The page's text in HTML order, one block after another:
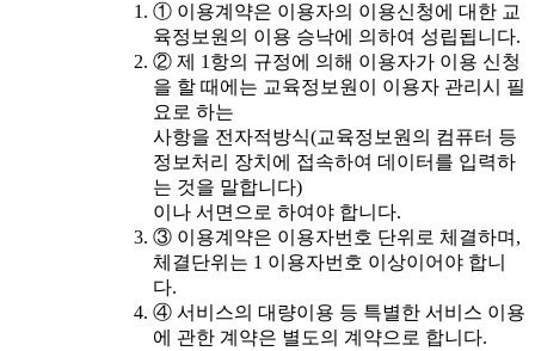
① 이용계약은 이용자의 이용신청에 대한 교
육정보원의 이용 승낙에 의하여 성립됩니다.
② 제 1항의 규정에 의해 이용자가 이용 신청
을 할 때에는 교육정보원이 이용자 관리시 필
요로 하는
사항을 전자적방식(교육정보원의 컴퓨터 등
정보처리 장치에 접속하여 데이터를 입력하
는 것을 말합니다)
이나 서면으로 하여야 합니다.
③ 이용계약은 이용자번호 단위로 체결하며,
체결단위는 1 이용자번호 이상이어야 합니
다.
④ 서비스의 대량이용 등 특별한 서비스 이용
에 관한 계약은 별도의 계약으로 합니다.